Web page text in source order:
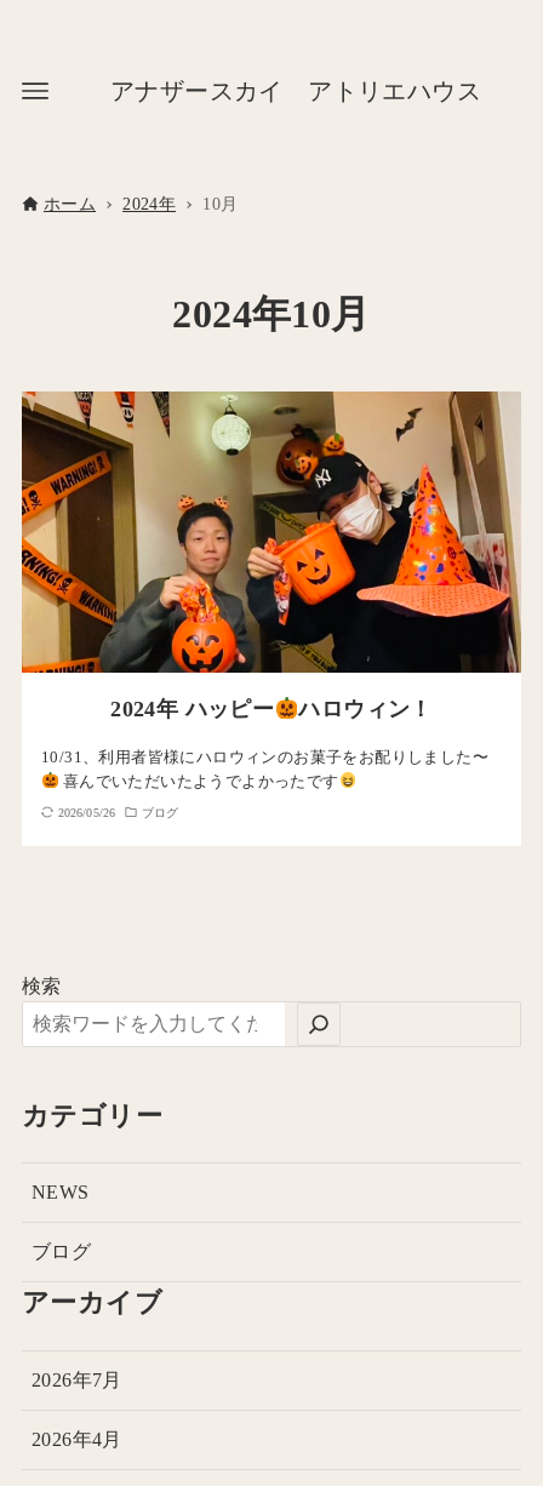
アナザースカイ アトリエハウス
ホーム 2024年 10月
2024年10月
2024年 ハッピー ハロウィン！
10/31、利用者皆様にハロウィンのお菓子をお配りしました〜
喜んでいただいたようでよかったです
2026/05/26 ブログ
検索
カテゴリー
NEWS
ブログ
アーカイブ
2026年7月
2026年4月